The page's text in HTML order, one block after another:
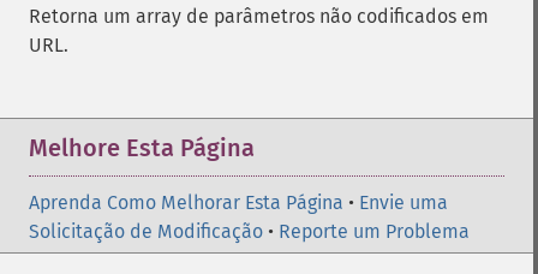
Retorna um array de parâmetros não codificados em
URL.
Melhore Esta Página
Aprenda Como Melhorar Esta Página • Envie uma
Solicitação de Modificação • Reporte um Problema